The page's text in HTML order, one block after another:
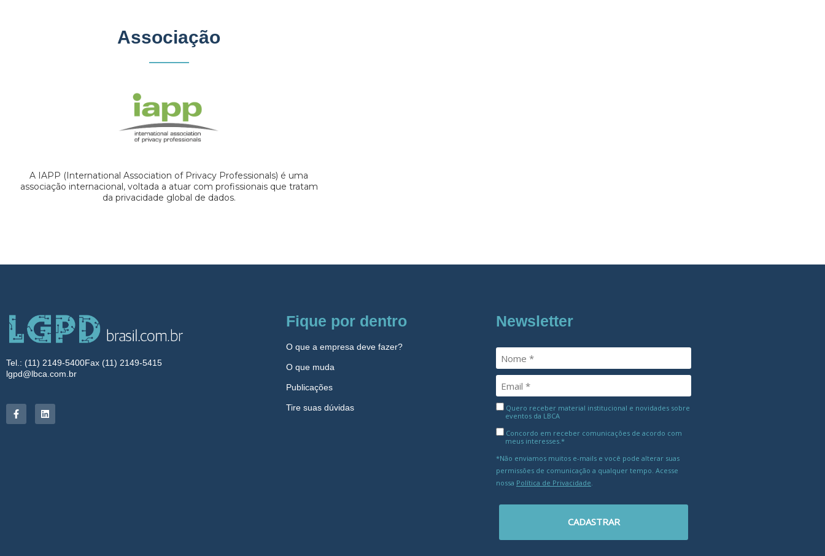
Associação
A IAPP (International Association of Privacy Professionals) é uma
associação internacional, voltada a atuar com profissionais que tratam
da privacidade global de dados.
Tel.: (11) 2149-5400Fax (11) 2149-5415
lgpd@lbca.com.br
Fique por dentro
O que a empresa deve fazer?
O que muda
Publicações
Tire suas dúvidas
Newsletter
Quero receber material institucional e novidades sobre
eventos da LBCA
Concordo em receber comunicações de acordo com
meus interesses.*
*Não enviamos muitos e-mails e você pode alterar suas
permissões de comunicação a qualquer tempo. Acesse
nossa Política de Privacidade
CADASTRAR